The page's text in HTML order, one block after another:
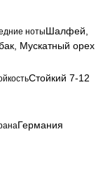
нотыШалфей,
Мускатный орех
Стойкий 7-12
Германия